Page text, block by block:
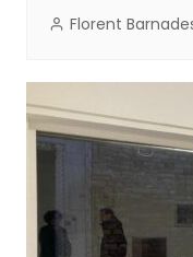
Florent